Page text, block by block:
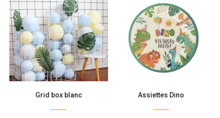
Grid box blanc Assiettes Dino